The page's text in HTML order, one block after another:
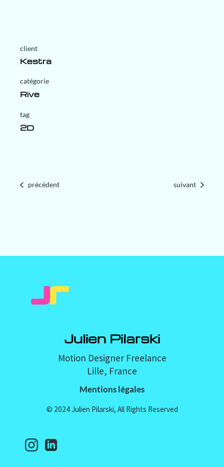
client
Kestra
Rive
tag
2D
Julien Pilarski
Motion Designer Freelance
Lille, France
Mentions légales
© 2024 Julien Pilarski, All Rights Reserved